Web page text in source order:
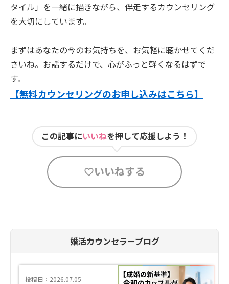
タイル」を一緒に描きながら、伴走するカウンセリング
を大切にしています。
まずはあなたの今のお気持ちを、お気軽に聴かせてくだ
さいね。お話するだけで、心がふっと軽くなるはずで
す。
【無料カウンセリングのお申し込みはこちら】
この記事にいいねを押して応援しよう！
いいねする
婚活カウンセラーブログ
投稿日：2026.07.05